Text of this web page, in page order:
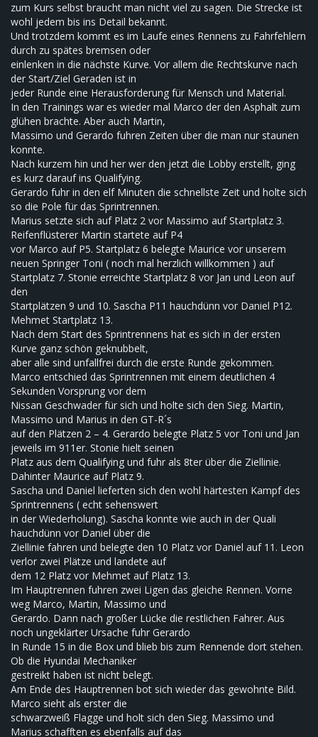
zum Kurs selbst braucht man nicht viel zu sagen. Die Strecke ist
wohl jedem bis ins Detail bekannt.
Und trotzdem kommt es im Laufe eines Rennens zu Fahrfehlern
durch zu spätes bremsen oder
einlenken in die nächste Kurve. Vor allem die Rechtskurve nach
der Start/Ziel Geraden ist in
jeder Runde eine Herausforderung für Mensch und Material.
In den Trainings war es wieder mal Marco der den Asphalt zum
glühen brachte. Aber auch Martin,
Massimo und Gerardo fuhren Zeiten über die man nur staunen
konnte.
Nach kurzem hin und her wer den jetzt die Lobby erstellt, ging
es kurz darauf ins Qualifying.
Gerardo fuhr in den elf Minuten die schnellste Zeit und holte sich
so die Pole für das Sprintrennen.
Marius setzte sich auf Platz 2 vor Massimo auf Startplatz 3.
Reifenflüsterer Martin startete auf P4
vor Marco auf P5. Startplatz 6 belegte Maurice vor unserem
neuen Springer Toni ( noch mal herzlich willkommen ) auf
Startplatz 7. Stonie erreichte Startplatz 8 vor Jan und Leon auf
den
Startplätzen 9 und 10. Sascha P11 hauchdünn vor Daniel P12.
Mehmet Startplatz 13.
Nach dem Start des Sprintrennens hat es sich in der ersten
Kurve ganz schön geknubbelt,
aber alle sind unfallfrei durch die erste Runde gekommen.
Marco entschied das Sprintrennen mit einem deutlichen 4
Sekunden Vorsprung vor dem
Nissan Geschwader für sich und holte sich den Sieg. Martin,
Massimo und Marius in den GT-R´s
auf den Plätzen 2 – 4. Gerardo belegte Platz 5 vor Toni und Jan
jeweils im 911er. Stonie hielt seinen
Platz aus dem Qualifying und fuhr als 8ter über die Ziellinie.
Dahinter Maurice auf Platz 9.
Sascha und Daniel lieferten sich den wohl härtesten Kampf des
Sprintrennens ( echt sehenswert
in der Wiederholung). Sascha konnte wie auch in der Quali
hauchdünn vor Daniel über die
Ziellinie fahren und belegte den 10 Platz vor Daniel auf 11. Leon
verlor zwei Plätze und landete auf
dem 12 Platz vor Mehmet auf Platz 13.
Im Hauptrennen fuhren zwei Ligen das gleiche Rennen. Vorne
weg Marco, Martin, Massimo und
Gerardo. Dann nach großer Lücke die restlichen Fahrer. Aus
noch ungeklärter Ursache fuhr Gerardo
In Runde 15 in die Box und blieb bis zum Rennende dort stehen.
Ob die Hyundai Mechaniker
gestreikt haben ist nicht belegt.
Am Ende des Hauptrennen bot sich wieder das gewohnte Bild.
Marco sieht als erster die
schwarzweiß Flagge und holt sich den Sieg. Massimo und
Marius schafften es ebenfalls auf das